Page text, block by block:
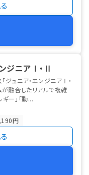
ンジニアⅠ・Ⅱ
ジュニア・エンジニアⅠ・
が融合したリアルで複雑
ー」「動...
円